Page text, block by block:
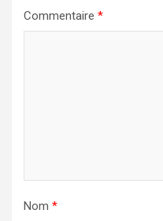
Commentaire *
Nom *